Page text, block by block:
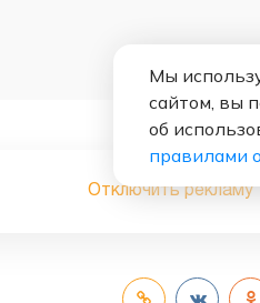
Отключить рекламу
Мы
сайтом, вы
об
правилами